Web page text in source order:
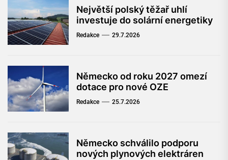
Největší polský těžař uhlí
investuje do solární energetiky
Redakce 29.7.2026
Německo od roku 2027 omezí
dotace pro nové OZE
Redakce 25.7.2026
Německo schválilo podporu
nových plynových elektráren